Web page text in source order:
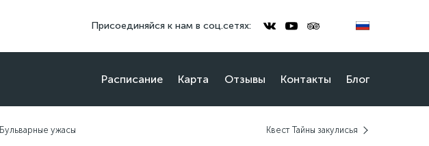
Присоединяйся к нам в соц.сетях:
Расписание Карта Отзывы Контакты Блог
Бульварные ужасы Квест Тайны закулисья